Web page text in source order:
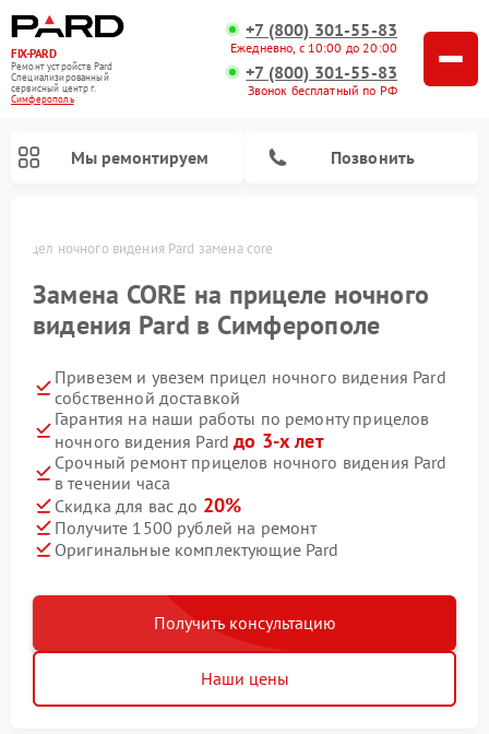
FIX-PARD
Ремонт устройств Pard
Специализированный
cервисный центр г.
Симферополь
+7 (800) 301-55-83
Ежедневно, с 10:00 до 20:00
+7 (800) 301-55-83
Звонок бесплатный по РФ
Мы ремонтируем Позвонить
Прицел ночного видения Pard замена core
Замена CORE на прицеле ночного
видения Pard в Симферополе
Привезем и увезем прицел ночного видения Pard
собственной доставкой
Гарантия на наши работы по ремонту прицелов
ночного видения Pardдо 3-х лет
Срочный ремонт прицелов ночного видения Pard
в течении часа
Скидка для вас до 20%
Получите 1500 рублей на ремонт
Оригинальные комплектующие Pard
Получить консультацию
Наши цены